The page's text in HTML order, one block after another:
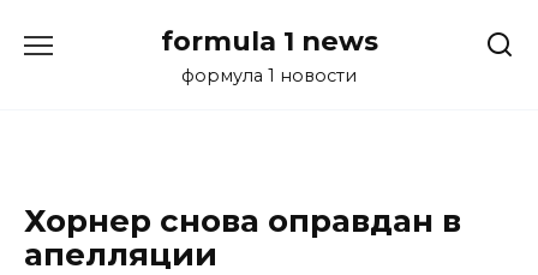
formula 1 news
формула 1 новости
Хорнер снова оправдан в
апелляции